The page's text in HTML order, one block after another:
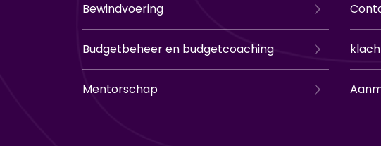
Bewindvoering
Budgetbeheer en budgetcoaching
Mentorschap